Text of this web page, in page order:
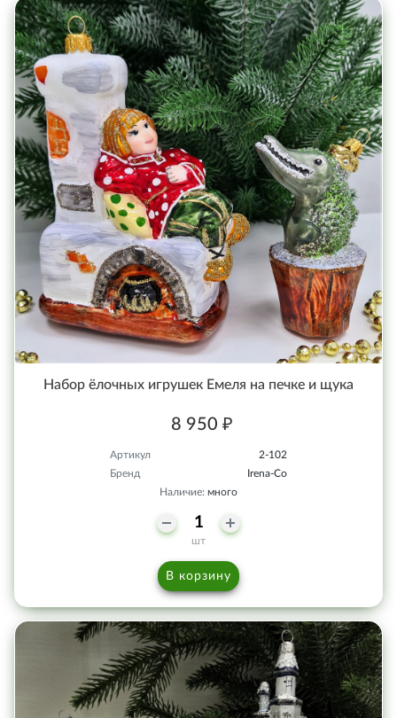
Набор ёлочных игрушек Емеля на печке и щука
8 950 ₽
Артикул
2-102
Бренд
Irena-Co
Наличие: много
шт
В корзину